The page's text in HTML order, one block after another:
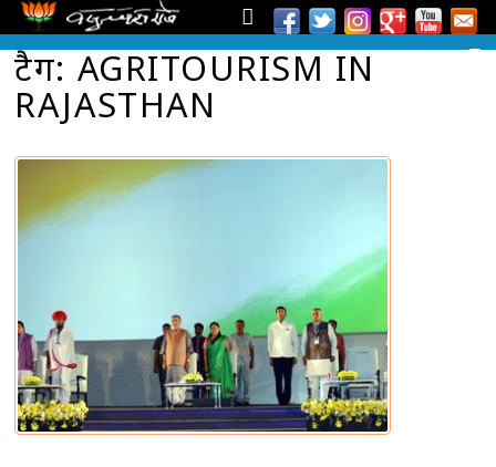
टैग: AGRITOURISM IN
RAJASTHAN